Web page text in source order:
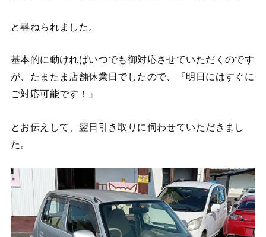
と尋ねられました。
基本的に動ければいつでも御対応させていただくのです
が、たまたま店舗休業日でしたので、『明日にはすぐに
ご対応可能です！』
とお伝えして、翌日引き取りに伺わせていただきまし
た。